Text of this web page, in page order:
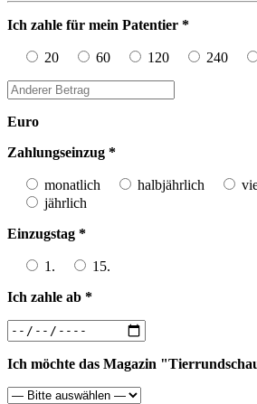
Ich zahle für mein Patentier *
20 60 120 240
Euro
Zahlungseinzug *
monatlich halbjährlich
jährlich
Einzugstag *
1.
15.
Ich zahle ab *
Ich möchte das Magazin